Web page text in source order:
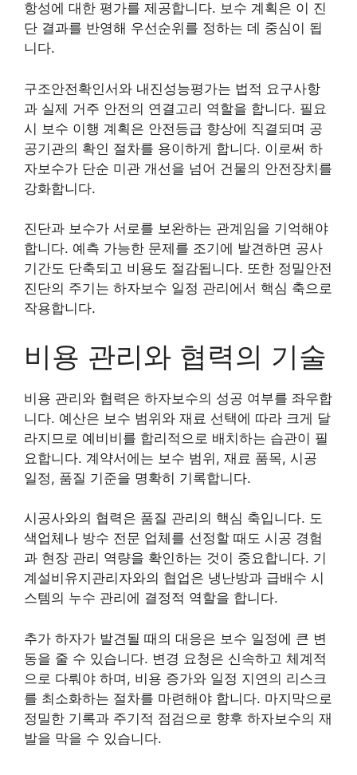
항성에 대한 평가를 제공합니다. 보수 계획은 이 진
단 결과를 반영해 우선순위를 정하는 데 중심이 됩
니다.
구조안전확인서와 내진성능평가는 법적 요구사항
과 실제 거주 안전의 연결고리 역할을 합니다. 필요
시 보수 이행 계획은 안전등급 향상에 직결되며 공
공기관의 확인 절차를 용이하게 합니다. 이로써 하
자보수가 단순 미관 개선을 넘어 건물의 안전장치를
강화합니다.
진단과 보수가 서로를 보완하는 관계임을 기억해야
합니다. 예측 가능한 문제를 조기에 발견하면 공사
기간도 단축되고 비용도 절감됩니다. 또한 정밀안전
진단의 주기는 하자보수 일정 관리에서 핵심 축으로
작용합니다.
비용 관리와 협력의 기술
비용 관리와 협력은 하자보수의 성공 여부를 좌우합
니다. 예산은 보수 범위와 재료 선택에 따라 크게 달
라지므로 예비비를 합리적으로 배치하는 습관이 필
요합니다. 계약서에는 보수 범위, 재료 품목, 시공
일정, 품질 기준을 명확히 기록합니다.
시공사와의 협력은 품질 관리의 핵심 축입니다. 도
색업체나 방수 전문 업체를 선정할 때도 시공 경험
과 현장 관리 역량을 확인하는 것이 중요합니다. 기
계설비유지관리자와의 협업은 냉난방과 급배수 시
스템의 누수 관리에 결정적 역할을 합니다.
추가 하자가 발견될 때의 대응은 보수 일정에 큰 변
동을 줄 수 있습니다. 변경 요청은 신속하고 체계적
으로 다뤄야 하며, 비용 증가와 일정 지연의 리스크
를 최소화하는 절차를 마련해야 합니다. 마지막으로
정밀한 기록과 주기적 점검으로 향후 하자보수의 재
발을 막을 수 있습니다.